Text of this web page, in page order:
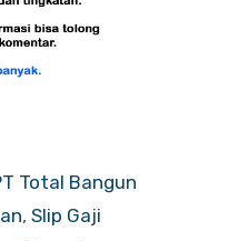
Total Bangun
, Slip Gaji